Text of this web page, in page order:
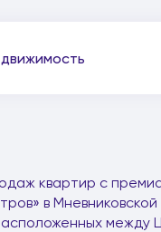
квартир с
в
между